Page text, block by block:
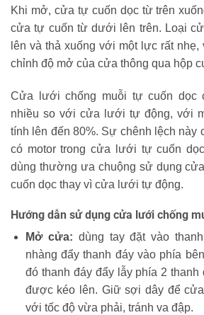
Khi mở, cửa tự cuốn dọc từ trên
cửa tự cuốn từ dưới lên trên. Loại
lên và thả xuống với một lực rất nhẹ,
chỉnh độ mở của cửa thông qua hộp
Cửa lưới chống muỗi tự cuốn dọc
nhiều so với cửa lưới tự động, với
tính lên đến 80%. Sự chênh lệch này
có motor trong cửa lưới tự cuốn
dùng thường ưa chuộng sử dụng
cuốn dọc thay vì cửa lưới tự động.
Hướng dẫn sử dụng cửa lưới chống
Mở cửa: dùng tay đặt vào
nhàng đẩy thanh đáy vào phía
đó thanh đáy đẩy lẫy phía 2
được kéo lên. Giữ sợi dây để
với tốc độ vừa phải, tránh va đập.